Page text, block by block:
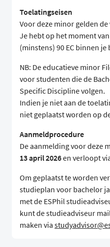
Toelatingseisen
Voor deze minor gelden
Je hebt op het moment
(minstens) 90 EC binnen
NB: De educatieve minor
voor studenten die de
Specific Discipline volgen.
Indien je niet aan de
niet geplaatst worden op
Aanmeldprocedure
De aanmelding voor deze
13 april 2026en verloopt
Om geplaatst te worden
studieplan voor bachelor
met de ESPhil
kunt de studieadviseur
maken via